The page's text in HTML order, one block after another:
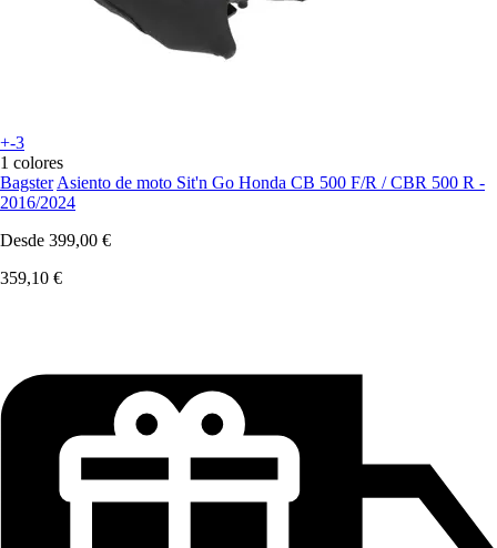
+-3
1 colores
Bagster Asiento de moto Sit'n Go Honda CB 500 F/R / CBR 500 R -
2016/2024
Desde 399,00 €
359,10 €